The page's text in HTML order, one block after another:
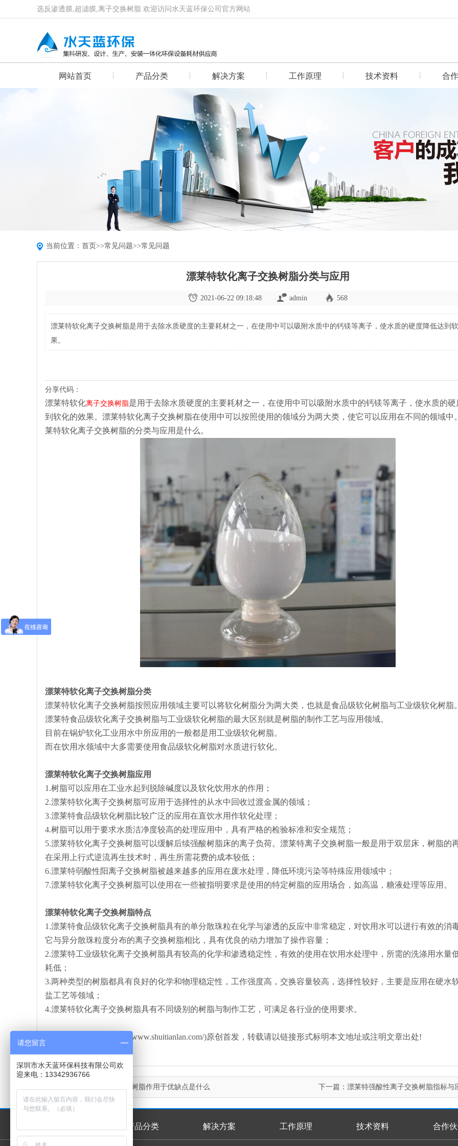
选反渗透膜,超滤膜,离子交换树脂 欢迎访问水天蓝环保公司官方网站
网站首页 产品分类 解决方案 工作原理 技术资料 合
当前位置： 首页>>常见问题>>常见问题
漂莱特软化离子交换树脂分类与应用
2021-06-22 09:18:48 admin 568
漂莱特软化离子交换树脂是用于去除水质硬度的主要耗材之一，在使用中可以吸附水质中的钙镁等离子，使水质的硬度降低达到
果。
分享代码：
漂莱特软化离子交换树脂是用于去除水质硬度的主要耗材之一，在使用中可以吸附水质中的钙镁等离子，使水质的硬
到软化的效果。漂莱特软化离子交换树脂在使用中可以按照使用的领域分为两大类，使它可以应用在不同的领域中
莱特软化离子交换树脂的分类与应用是什么。
漂莱特软化离子交换树脂分类
漂莱特软化离子交换树脂按照应用领域主要可以将软化树脂分为两大类，也就是食品级软化树脂与工业级软化树脂。
漂莱特食品级软化离子交换树脂与工业级软化树脂的最大区别就是树脂的制作工艺与应用领域。
目前在锅炉软化工业用水中所应用的一般都是用工业级软化树脂。
而在饮用水领域中大多需要使用食品级软化树脂对水质进行软化。
漂莱特软化离子交换树脂应用
1.树脂可以应用在工业水起到脱除碱度以及软化饮用水的作用；
2.漂莱特软化离子交换树脂可应用于选择性的从水中回收过渡金属的领域；
3.漂莱特食品级软化树脂比较广泛的应用在直饮水用作软化处理；
4.树脂可以用于要求水质洁净度较高的处理应用中，具有严格的检验标准和安全规范；
5.漂莱特软化离子交换树脂可以缓解后续强酸树脂床的离子负荷。漂莱特离子交换树脂一般是用于双层床，树脂的
在采用上行式逆流再生技术时，再生所需花费的成本较低；
6.漂莱特弱酸性阳离子交换树脂被越来越多的应用在废水处理，降低环境污染等特殊应用领域中；
7.漂莱特软化离子交换树脂可以使用在一些被指明要求是使用的特定树脂的应用场合，如高温，糖液处理等应用。
漂莱特软化离子交换树脂特点
1.漂莱特食品级软化离子交换树脂具有的单分散珠粒在化学与渗透的反应中非常稳定，对饮用水可以进行有效的消
它与异分散珠粒度分布的离子交换树脂相比，具有优良的动力增加了操作容量；
2.漂莱特工业级软化离子交换树脂具有较高的化学和渗透稳定性，有效的使用在饮用水处理中，所需的洗涤用水量
耗低；
3.两种类型的树脂都具有良好的化学和物理稳定性，工作强度高，交换容量较高，选择性较好，主要是应用在硬水
盐工艺等领域；
4.漂莱特软化离子交换树脂具有不同级别的树脂与制作工艺，可满足各行业的使用要求。
本文由水天蓝环保(http://www.shuitianlan.com/)原创首发，转载请以链接形式标明本文地址或注明文章出处!
漂莱特离子交换树脂作用于优缺点是什么 下一篇： 漂莱特强酸性离子交换树脂指标与
产品分类 解决方案 工作原理 技术资料 合作
请您留言
深圳市水天蓝环保科技有限公司欢
迎来电：13342936766